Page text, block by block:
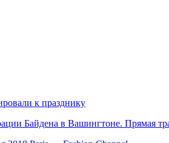
к празднику
Байдена в Вашингтоне. Прямая